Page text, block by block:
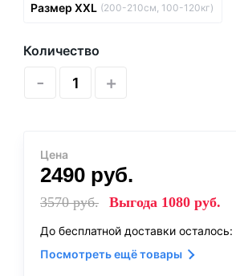
Размер XXL (200-210см, 100-120кг)
Количество
- +
Цена
2490 руб.
3570руб. Выгода 1080 руб.
До бесплатной доставки осталось:
Посмотреть ещё товары